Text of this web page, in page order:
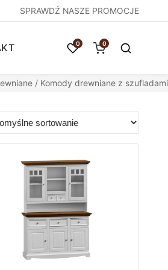
SPRAWDŹ NASZE PROMOCJE
0 0
/ Komody drewniane z szufladami